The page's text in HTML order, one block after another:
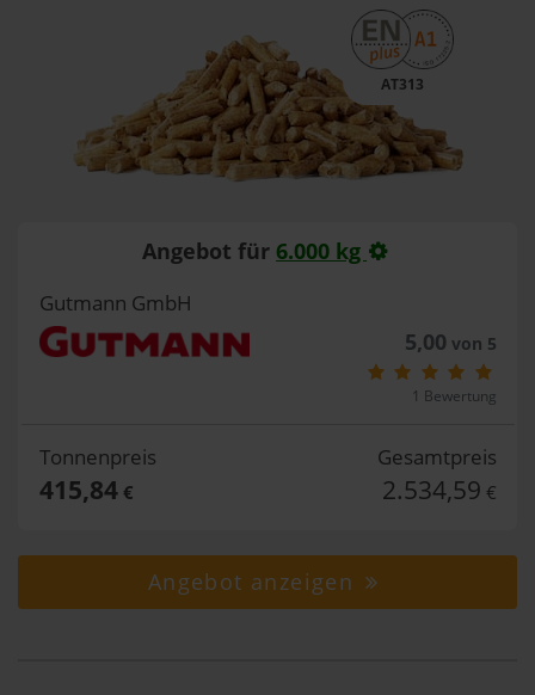
AT313
Angebot für 6.000 kg
Gutmann GmbH
5,00 von 5
1 Bewertung
Tonnenpreis
415,84€
Gesamtpreis
2.534,59 €
Angebot anzeigen